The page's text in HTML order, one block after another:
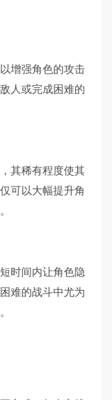
增强角色的攻击
人或完成困难的
其稀有程度使其
可以大幅提升角
时间内让角色隐
难的战斗中尤为